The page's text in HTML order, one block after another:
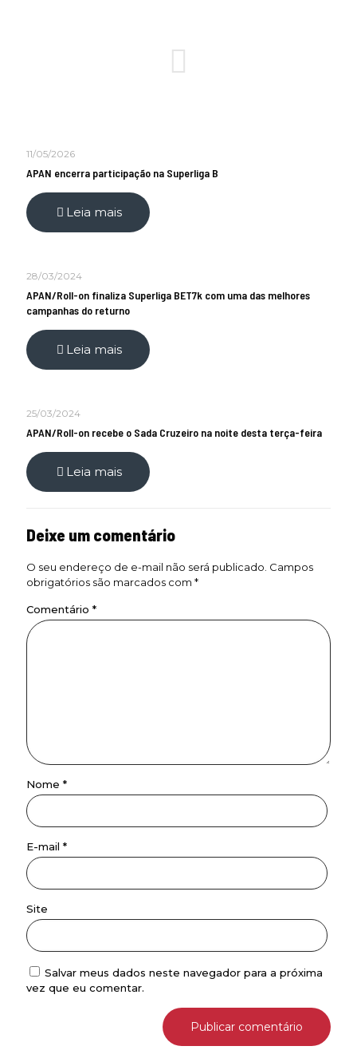
11/05/2026
APAN encerra participação na Superliga B
Leia mais
28/03/2024
APAN/Roll-on finaliza Superliga BET7k com uma das melhores
campanhas do returno
Leia mais
25/03/2024
APAN/Roll-on recebe o Sada Cruzeiro na noite desta terça-feira
Leia mais
Deixe um comentário
O seu endereço de e-mail não será publicado. Campos
obrigatórios são marcados com *
Comentário *
Nome *
E-mail *
Site
Salvar meus dados neste navegador para a próxima
vez que eu comentar.